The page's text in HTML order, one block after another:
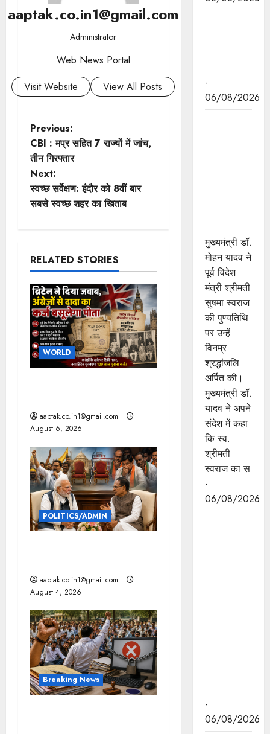
aaptak.co.in1@gmail.com
Administrator
Web News Portal
Visit Website
View All Posts
P
o
s
t
a
v
i
g
a
i
o
n
Previous:
CBI : मप्र सहित 7 राज्यों में जांच,
तीन गिरफ्तार
Next:
स्वच्छ सर्वेक्षण: इंदौर को 8वीं बार
सबसे स्वच्छ शहर का खिताब
RELATED STORIES
WORLD
aaptak.co.in1@gmail.com
August 6, 2026
POLITICS/ADMIN
aaptak.co.in1@gmail.com
August 4, 2026
Breaking News
-
06/08/2026
मुख्यमंत्री डॉ.
मोहन यादव ने
पूर्व विदेश
मंत्री श्रीमती
सुषमा स्वराज
की पुण्यतिथि
पर उन्हें
विनम्र
श्रद्धांजलि
अर्पित की।
मुख्यमंत्री डॉ.
यादव ने अपने
संदेश में कहा
कि स्व.
श्रीमती
स्वराज का स
-
06/08/2026
-
06/08/2026